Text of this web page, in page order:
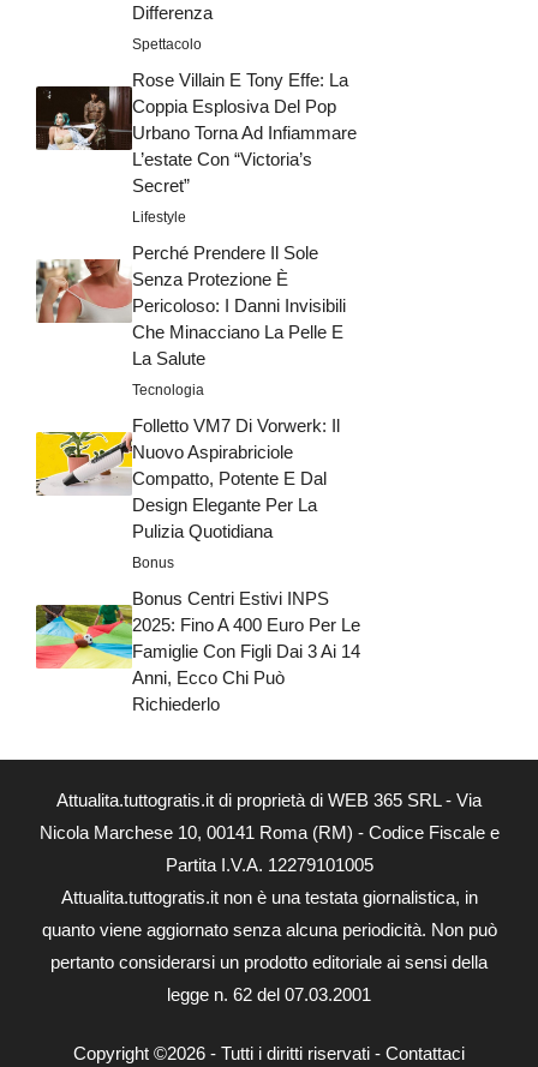
Differenza
Spettacolo
Rose Villain E Tony Effe: La
Coppia Esplosiva Del Pop
Urbano Torna Ad Infiammare
L’estate Con “Victoria’s
Secret”
Lifestyle
Perché Prendere Il Sole
Senza Protezione È
Pericoloso: I Danni Invisibili
Che Minacciano La Pelle E
La Salute
Tecnologia
Folletto VM7 Di Vorwerk: Il
Nuovo Aspirabriciole
Compatto, Potente E Dal
Design Elegante Per La
Pulizia Quotidiana
Bonus
Bonus Centri Estivi INPS
2025: Fino A 400 Euro Per Le
Famiglie Con Figli Dai 3 Ai 14
Anni, Ecco Chi Può
Richiederlo
Attualita.tuttogratis.it di proprietà di WEB 365 SRL - Via
Nicola Marchese 10, 00141 Roma (RM) - Codice Fiscale e
Partita I.V.A. 12279101005
Attualita.tuttogratis.it non è una testata giornalistica, in
quanto viene aggiornato senza alcuna periodicità. Non può
pertanto considerarsi un prodotto editoriale ai sensi della
legge n. 62 del 07.03.2001
Copyright ©2026 - Tutti i diritti riservati - Contattaci